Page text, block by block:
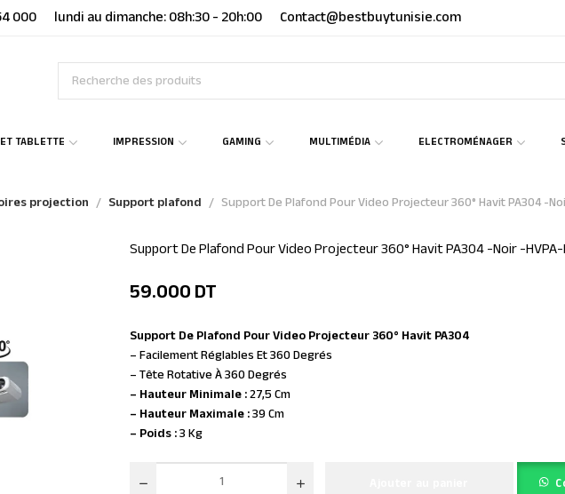
000 lundi au dimanche: 08h:30 - 20h:00 Contact@bestbuytunisie.com
TABLETTE IMPRESSION GAMING MULTIMÉDIA ELECTROMÉNAGER
projection Support plafond Support De Plafond Pour Video Projecteur 360° Havit PA304 -
Support De Plafond Pour Video Projecteur 360° Havit PA304 -Noir -
59.000DT
Support De Plafond Pour Video Projecteur 360° Havit PA304
– Facilement Réglables Et 360 Degrés
– Tête Rotative À 360 Degrés
– Hauteur Minimale :27,5 Cm
– Hauteur Maximale :39 Cm
– Poids :3 Kg